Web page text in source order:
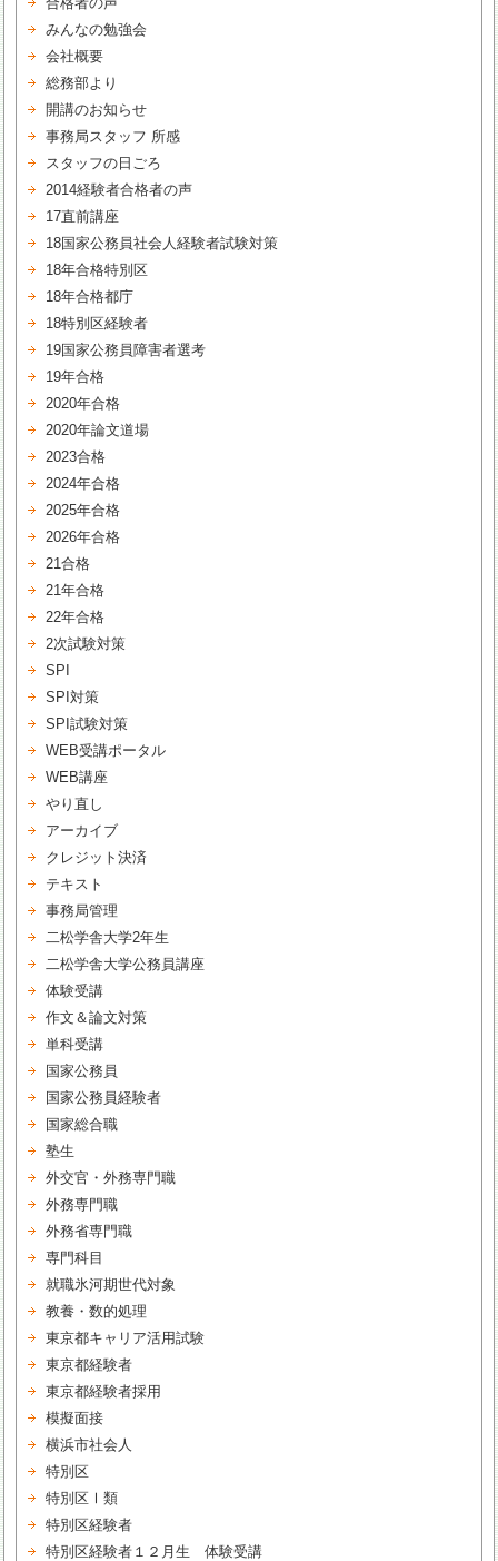
みんなの勉強会
会社概要
総務部より
開講のお知らせ
事務局スタッフ 所感
スタッフの日ごろ
2014経験者合格者の声
17直前講座
18国家公務員社会人経験者試験対策
18年合格特別区
18年合格都庁
18特別区経験者
19国家公務員障害者選考
19年合格
2020年合格
2020年論文道場
2023合格
2024年合格
2025年合格
2026年合格
21合格
21年合格
22年合格
2次試験対策
SPI
SPI対策
SPI試験対策
WEB受講ポータル
WEB講座
やり直し
アーカイブ
クレジット決済
テキスト
事務局管理
二松学舎大学2年生
二松学舎大学公務員講座
体験受講
作文＆論文対策
単科受講
国家公務員
国家公務員経験者
国家総合職
塾生
外交官・外務専門職
外務専門職
外務省専門職
専門科目
就職氷河期世代対象
教養・数的処理
東京都キャリア活用試験
東京都経験者
東京都経験者採用
模擬面接
横浜市社会人
特別区
特別区Ⅰ類
特別区経験者
特別区経験者１２月生 体験受講